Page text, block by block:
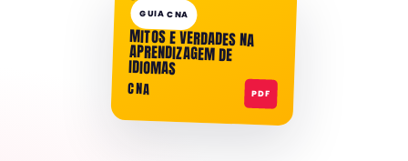
GUIA CNA
MITOS E VERDADES NA
APRENDIZAGEM DE
IDIOMAS
CNA PDF